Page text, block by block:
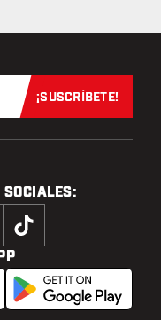
Suscríbete
¡SUSCRÍBETE!
SOCIALES: